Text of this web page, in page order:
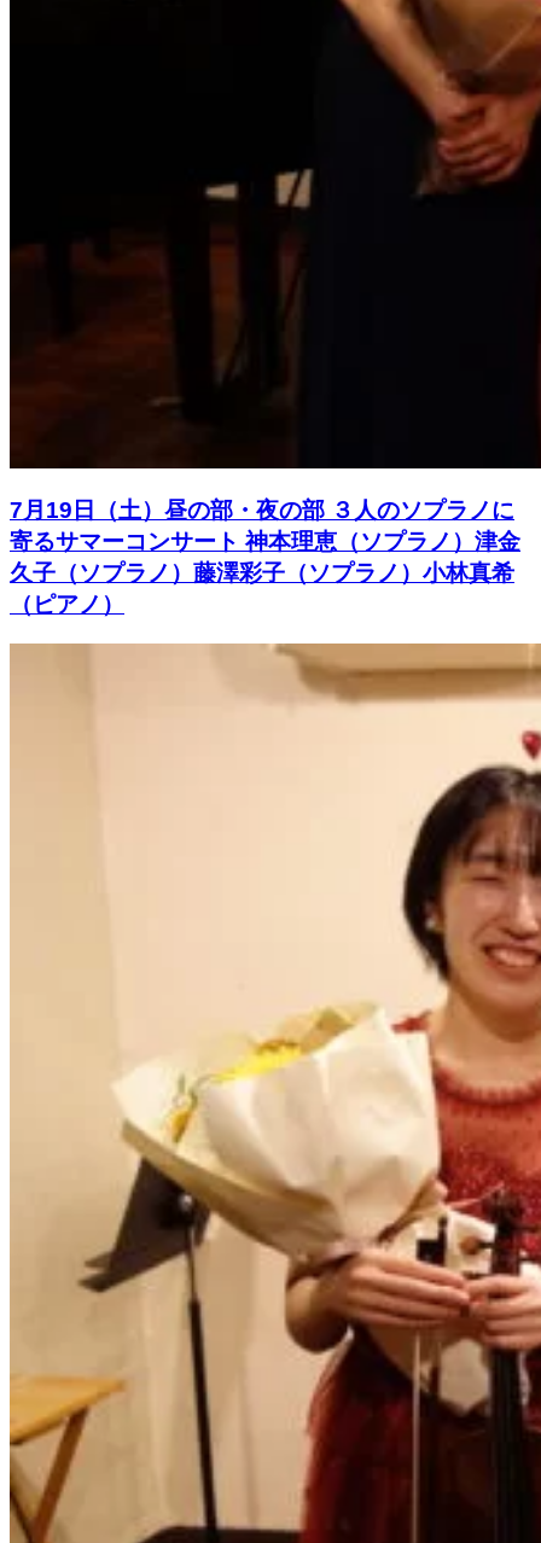
7月19日（土）昼の部・夜の部 ３人のソプラノに
寄るサマーコンサート 神本理恵（ソプラノ）津金
久子（ソプラノ）藤澤彩子（ソプラノ）小林真希
（ピアノ）